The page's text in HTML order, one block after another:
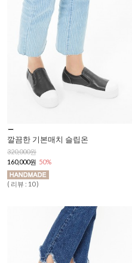
깔끔한 기본매치 슬립온
320,000원
160,000원 50%
( 리뷰 : 10 )